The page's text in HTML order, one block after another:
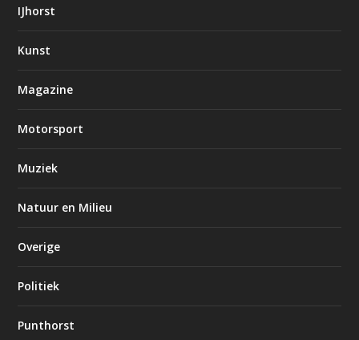
IJhorst
Kunst
Magazine
Motorsport
Muziek
Natuur en Milieu
Overige
Politiek
Punthorst